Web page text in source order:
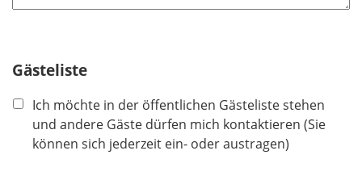
Gästeliste
Ich möchte in der öffentlichen Gästeliste stehen
und andere Gäste dürfen mich kontaktieren (Sie
können sich jederzeit ein- oder austragen)